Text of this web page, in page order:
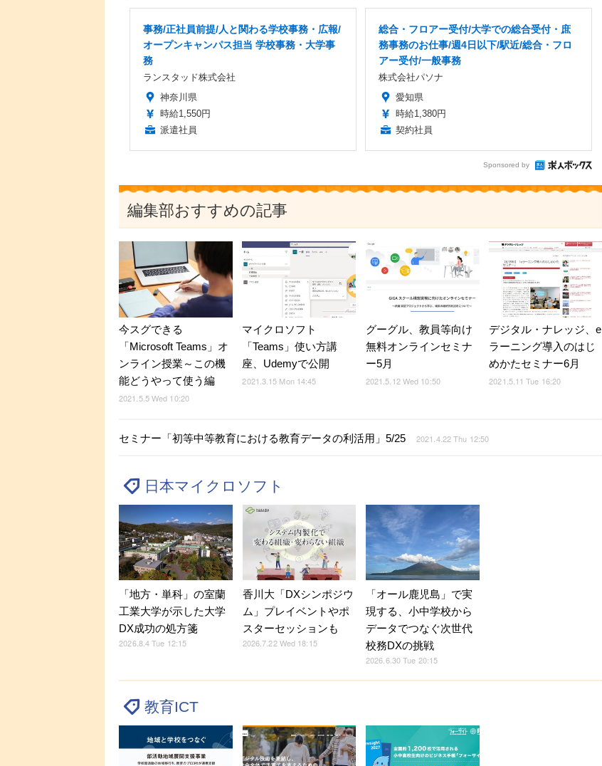
事務/正社員前提/人と関わる学校事務・広報/
オープンキャンパス担当 学校事務・大学事
務
ランスタッド株式会社
神奈川県
時給1,550円
派遣社員
総合・フロアー受付/大学での総合受付・庶
務事務のお仕事/週4日以下/駅近/総合・フロ
アー受付/一般事務
株式会社パソナ
愛知県
時給1,380円
契約社員
Sponsored by
編集部おすすめの記事
今スグできる
「Microsoft Teams」オ
ンライン授業～この機
能どうやって使う編
2021.5.5 Wed 10:20
マイクロソフト
「Teams」使い方講
座、Udemyで公開
2021.3.15 Mon 14:45
グーグル、教員等向け
無料オンラインセミナ
ー5月
2021.5.12 Wed 10:50
デジタル・ナレッジ、e
ラーニング導入のはじ
めかたセミナー6月
2021.5.11 Tue 16:20
セミナー「初等中等教育における教育データの利活用」5/25 2021.4.22 Thu 12:50
日本マイクロソフト
「地方・単科」の室蘭
工業大学が示した大学
DX成功の処方箋
2026.8.4 Tue 12:15
香川大「DXシンポジウ
ム」プレイベントやポ
スターセッションも
2026.7.22 Wed 18:15
「オール鹿児島」で実
現する、小中学校から
データでつなぐ次世代
校務DXの挑戦
2026.6.30 Tue 20:15
教育ICT